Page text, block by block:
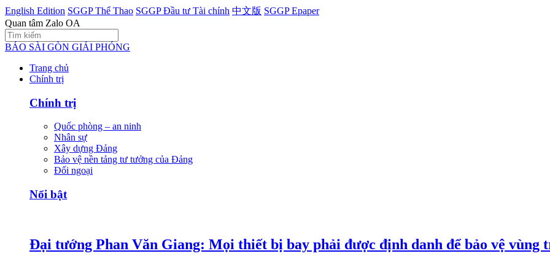
English Edition SGGP Thể Thao SGGP Đầu tư Tài chính 中文版 SGGP Epaper
Quan tâm Zalo OA
BÁO SÀI GÒN GIẢI PHÓNG
Trang chủ
Chính trị
Chính trị
Quốc phòng – an ninh
Nhân sự
Xây dựng Đảng
Bảo vệ nền tảng tư tưởng của Đảng
Đối ngoại
Nổi bật
Đại tướng Phan Văn Giang: Mọi thiết bị bay phải được định danh để bảo vệ vùng